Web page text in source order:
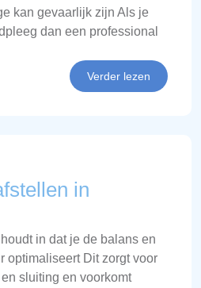
kan gevaarlijk zijn Als je
dan een professional
Verder lezen
in
in dat je de balans en
optimaliseert Dit zorgt voor
sluiting en voorkomt